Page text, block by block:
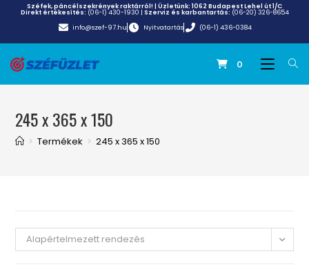
Széfek, páncélszekrények raktárról! | Üzletünk:1062 Budapest Lehel út 1/C
Direkt értékesítés: (06-1) 430-1930 | Szerviz és karbantartás: (06-20) 326-8654
info@szef-97.hu
Nyitvatartás (06-1) 436-0384
0
245 x 365 x 150
> Termékek > 245 x 365 x 150
Alapértelmezett rendezés